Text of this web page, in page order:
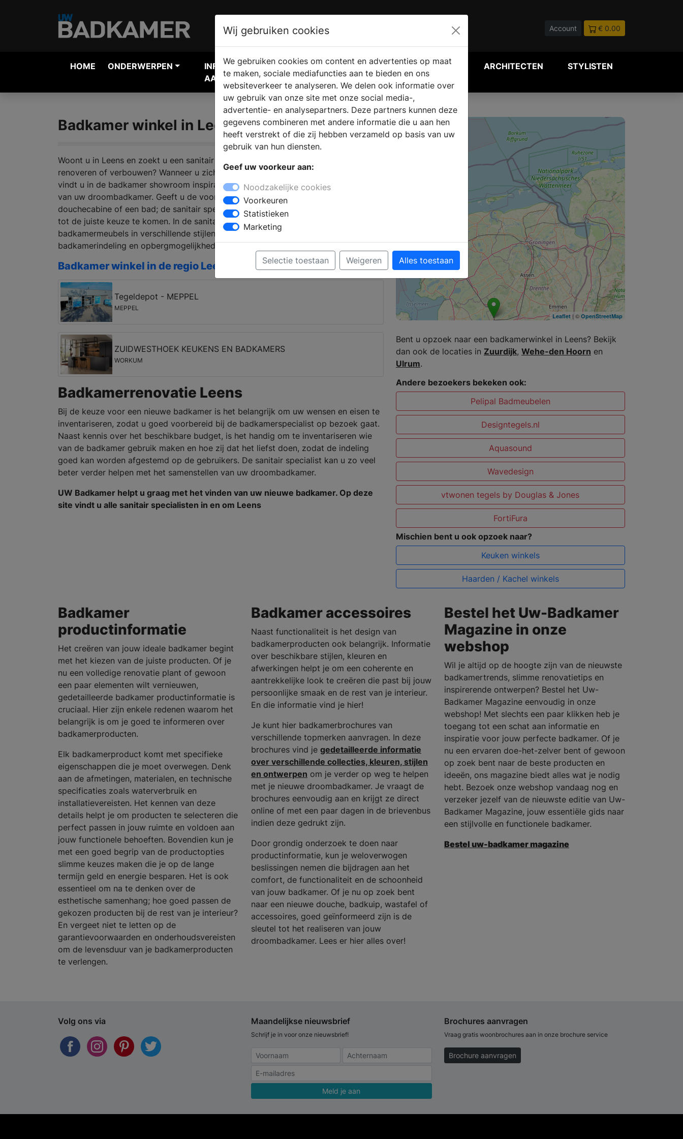
Account € 0.00
HOME ONDERWERPEN
INFORMATIE
AANVRAGEN
VERKOOPLOCATIE
VINDEN
WEBSHOP ARCHITECTEN STYLISTEN
Badkamer winkel in Leens
Woont u in Leens en zoekt u een sanitair winkel, omdat u de badkamer wilt
renoveren of verbouwen? Wanneer u zich oriënteert op een nieuwe badkamer, dan
vindt u in de badkamer showroom inspiratie en informatie voor het samenstellen
van uw droombadkamer. Geeft u de voorkeur aan een inloopdouche, een
douchecabine of een bad; de sanitair specialist kan u informeren en adviseren om
tot de juiste keuze te komen. In de sanitair winkel kunt u kiezen uit
badkamermeubels in verschillende stijlen en krijgt u deskundig advies over de
badkamerindeling en opbergmogelijkheden.
Badkamer winkel in de regio Leens
Tegeldepot - MEPPEL
MEPPEL
ZUIDWESTHOEK KEUKENS EN BADKAMERS
WORKUM
Badkamerrenovatie Leens
Bij de keuze voor een nieuwe badkamer is het belangrijk om uw wensen en eisen te
inventariseren, zodat u goed voorbereid bij de badkamerspecialist op bezoek gaat.
Naast kennis over het beschikbare budget, is het handig om te inventariseren wie
van de badkamer gebruik maken en hoe zij dat het liefst doen, zodat de indeling
goed kan worden afgestemd op de gebruikers. De sanitair specialist kan u zo veel
beter verder helpen met het samenstellen van uw droombadkamer.
UW Badkamer helpt u graag met het vinden van uw nieuwe badkamer. Op deze
site vindt u alle sanitair specialisten in en om Leens
+
Leaflet| © OpenStreetMap
Bent u opzoek naar een badkamerwinkel in Leens? Bekijk
dan ook de locaties in Zuurdijk, Wehe-den Hoorn en
Ulrum.
Andere bezoekers bekeken ook:
Pelipal Badmeubelen
Designtegels.nl
Aquasound
Wavedesign
vtwonen tegels by Douglas & Jones
FortiFura
Mischien bent u ook opzoek naar?
Keuken winkels
Haarden / Kachel winkels
Badkamer
productinformatie
Het creëren van jouw ideale badkamer begint
met het kiezen van de juiste producten. Of je
nu een volledige renovatie plant of gewoon
een paar elementen wilt vernieuwen,
gedetailleerde badkamer productinformatie is
cruciaal. Hier zijn enkele redenen waarom het
belangrijk is om je goed te informeren over
badkamerproducten.
Elk badkamerproduct komt met specifieke
eigenschappen die je moet overwegen. Denk
aan de afmetingen, materialen, en technische
specificaties zoals waterverbruik en
installatievereisten. Het kennen van deze
details helpt je om producten te selecteren die
perfect passen in jouw ruimte en voldoen aan
jouw functionele behoeften. Bovendien kun je
met een goed begrip van de productopties
slimme keuzes maken die je op de lange
termijn geld en energie besparen. Het is ook
essentieel om na te denken over de
esthetische samenhang; hoe goed passen de
gekozen producten bij de rest van je interieur?
En vergeet niet te letten op de
garantievoorwaarden en onderhoudsvereisten
om de levensduur van je badkamerproducten
te verlengen.
Badkamer accessoires
Naast functionaliteit is het design van
badkamerproducten ook belangrijk. Informatie
over beschikbare stijlen, kleuren en
afwerkingen helpt je om een coherente en
aantrekkelijke look te creëren die past bij jouw
persoonlijke smaak en de rest van je interieur.
En die informatie vind je hier!
Je kunt hier badkamerbrochures van
verschillende topmerken aanvragen. In deze
brochures vind je gedetailleerde informatie
over verschillende collecties, kleuren, stijlen
en ontwerpen om je verder op weg te helpen
met je nieuwe droombadkamer. Je vraagt de
brochures eenvoudig aan en krijgt ze direct
online of met een paar dagen in de brievenbus
indien deze gedrukt zijn.
Door grondig onderzoek te doen naar
productinformatie, kun je weloverwogen
beslissingen nemen die bijdragen aan het
comfort, de functionaliteit en de schoonheid
van jouw badkamer. Of je nu op zoek bent
naar een nieuwe douche, badkuip, wastafel of
accessoires, goed geïnformeerd zijn is de
sleutel tot het realiseren van jouw
droombadkamer. Lees er hier alles over!
Bestel het Uw-Badkamer
Magazine in onze
webshop
Wil je altijd op de hoogte zijn van de nieuwste
badkamertrends, slimme renovatietips en
inspirerende ontwerpen? Bestel het Uw-
Badkamer Magazine eenvoudig in onze
webshop! Met slechts een paar klikken heb je
toegang tot een schat aan informatie en
inspiratie voor jouw perfecte badkamer. Of je
nu een ervaren doe-het-zelver bent of gewoon
op zoek bent naar de beste producten en
ideeën, ons magazine biedt alles wat je nodig
hebt. Bezoek onze webshop vandaag nog en
verzeker jezelf van de nieuwste editie van Uw-
Badkamer Magazine, jouw essentiële gids naar
een stijlvolle en functionele badkamer.
Bestel uw-badkamer magazine
Wij gebruiken cookies
We gebruiken cookies om content en advertenties op maat
te maken, sociale mediafuncties aan te bieden en ons
websiteverkeer te analyseren. We delen ook informatie over
uw gebruik van onze site met onze social media-,
advertentie- en analysepartners. Deze partners kunnen deze
gegevens combineren met andere informatie die u aan hen
heeft verstrekt of die zij hebben verzameld op basis van uw
gebruik van hun diensten.
Geef uw voorkeur aan:
Noodzakelijke cookies
Voorkeuren
Statistieken
Marketing
Selectie toestaan Weigeren Alles toestaan
Volg ons via Maandelijkse nieuwsbrief
Schrijf je in voor onze nieuwsbrief!
Meld je aan
Brochures aanvragen
Vraag gratis woonbrochures aan in onze brochure service
Brochure aanvragen